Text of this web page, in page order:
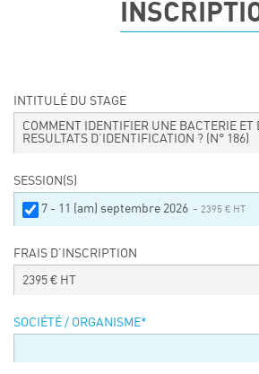
Formations diplômantes
Equipe
Nous choisir
LOCATION DE SALLES DE
Accès
Événements
FRENCH-CHINESE
INTITULÉ DU STAGE
COMMENT IDENTIFIER UNE BACTERIE ET
RESULTATS D’IDENTIFICATION ? (N° 186)
SESSION(S)
7 - 11 (am) septembre 2026 – 2395 € HT
FRAIS D’INSCRIPTION
2395 € HT
SOCIÉTÉ / ORGANISME*